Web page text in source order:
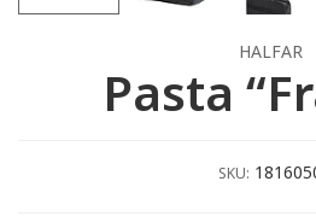
HALFAR
Pasta
SKU: